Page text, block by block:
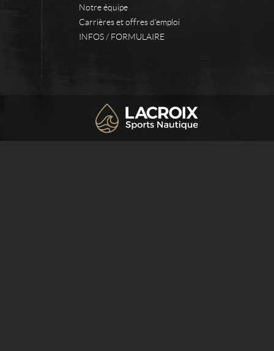
Notre équipe
Carrières et offres d’emploi
INFOS / FORMULAIRE